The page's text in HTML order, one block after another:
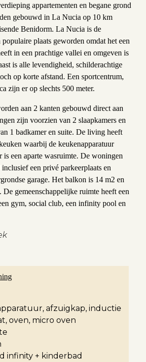
appartementen en begane grond
gebouwd in La Nucia op 10 km
Benidorm. La Nucia is de
plaats geworden omdat het een
in een prachtige vallei en omgeven is
is alle levendigheid, schilderachtige
op korte afstand. Een sportcentrum,
zijn er op slechts 500 meter.
aan 2 kanten gebouwd direct aan
zijn voorzien van 2 slaapkamers en
1 badkamer en suite. De living heeft
waarbij de keukenapparatuur
is een aparte wasruimte. De woningen
inclusief een privé parkeerplaats en
garage. Het balkon is 14 m2 en
gemeenschappelijke ruimte heeft een
gym, social club, een infinity pool en
afzuigkap, inductie
oven, micro oven
infinity + kinderbad